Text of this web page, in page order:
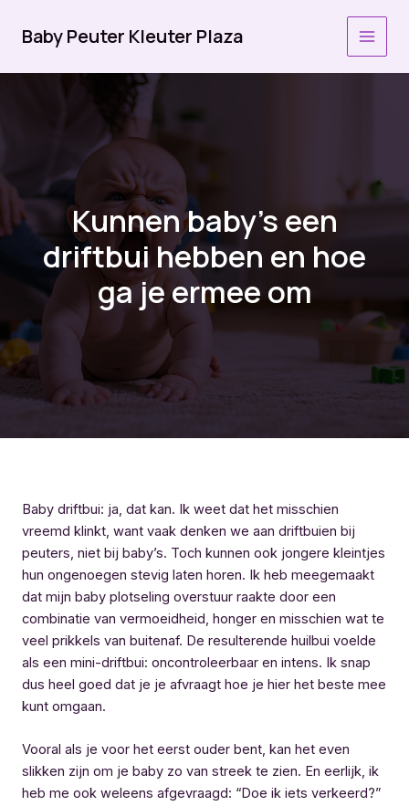
naar
inhoud
Baby Peuter Kleuter Plaza
Kunnen baby’s een
driftbui hebben en hoe
ga je ermee om
Baby driftbui: ja, dat kan. Ik weet dat het misschien
vreemd klinkt, want vaak denken we aan driftbuien bij
peuters, niet bij baby’s. Toch kunnen ook jongere kleintjes
hun ongenoegen stevig laten horen. Ik heb meegemaakt
dat mijn baby plotseling overstuur raakte door een
combinatie van vermoeidheid, honger en misschien wat te
veel prikkels van buitenaf. De resulterende huilbui voelde
als een mini-driftbui: oncontroleerbaar en intens. Ik snap
dus heel goed dat je je afvraagt hoe je hier het beste mee
kunt omgaan.
Vooral als je voor het eerst ouder bent, kan het even
slikken zijn om je baby zo van streek te zien. En eerlijk, ik
heb me ook weleens afgevraagd: “Doe ik iets verkeerd?”